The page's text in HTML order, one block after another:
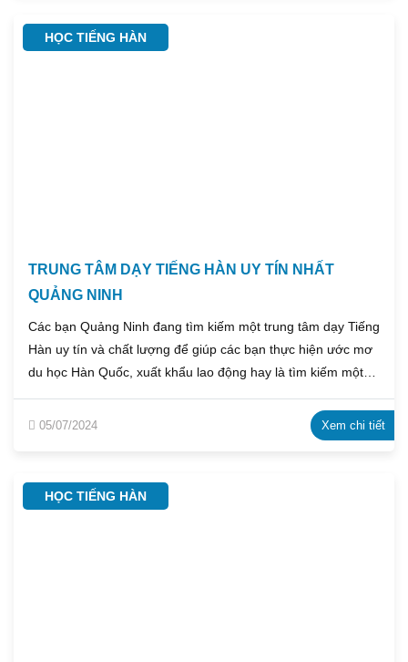
HỌC TIẾNG HÀN
TRUNG TÂM DẠY TIẾNG HÀN UY TÍN NHẤT
QUẢNG NINH
Các bạn Quảng Ninh đang tìm kiếm một trung tâm dạy Tiếng
Hàn uy tín và chất lượng để giúp các bạn thực hiện ước mơ
du học Hàn Quốc, xuất khẩu lao động hay là tìm kiếm một
Emmanuel giúp bạn ngay dưới bài viết này nhé!
05/07/2024 Xem chi tiết
HỌC TIẾNG HÀN